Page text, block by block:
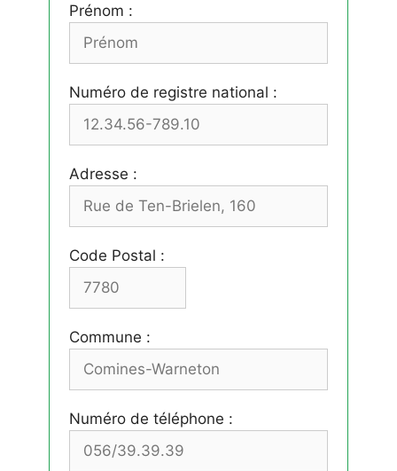
Prénom :
Numéro de registre national :
Adresse :
Code Postal :
Commune :
Numéro de téléphone :